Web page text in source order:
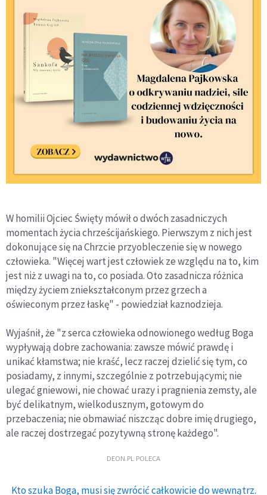
W homilii Ojciec Święty mówił o dwóch zasadniczych
momentach życia chrześcijańskiego. Pierwszym z nich jest
dokonujące się na Chrzcie przyobleczenie się w nowego
człowieka. "Więcej wart jest człowiek ze względu na to, kim
jest niż z uwagi na to, co posiada. Oto zasadnicza różnica
między życiem zniekształconym przez grzech a
oświeconym przez łaskę" - powiedział kaznodzieja.
Wyjaśnił, że "z serca człowieka odnowionego według Boga
wypływają dobre zachowania: zawsze mówić prawdę i
unikać kłamstwa; nie kraść, lecz raczej dzielić się tym, co
posiadamy, z innymi, szczególnie z potrzebującymi; nie
ulegać gniewowi, nie chować urazy i pragnienia zemsty, ale
być delikatnym, wielkodusznym, gotowym do
przebaczenia; nie obmawiać niszcząc dobre imię drugiego,
ale raczej dostrzegać pozytywną stronę każdego".
DEON.PL POLECA
Kto szuka Boga, musi się zwrócić całkowicie do wewnątrz.